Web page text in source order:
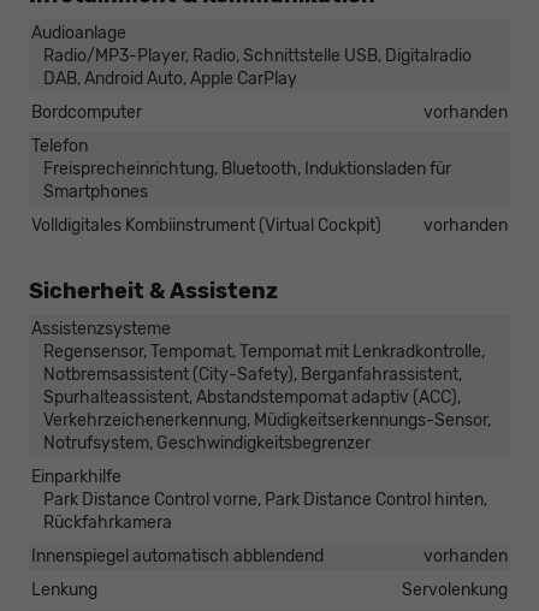
Audioanlage
Radio/MP3-Player, Radio, Schnittstelle USB, Digitalradio
DAB, Android Auto, Apple CarPlay
Bordcomputer
vorhanden
Telefon
Freisprecheinrichtung, Bluetooth, Induktionsladen für
Smartphones
Volldigitales Kombiinstrument (Virtual Cockpit)
vorhanden
Sicherheit & Assistenz
Assistenzsysteme
Regensensor, Tempomat, Tempomat mit Lenkradkontrolle,
Notbremsassistent (City-Safety), Berganfahrassistent,
Spurhalteassistent, Abstandstempomat adaptiv (ACC),
Verkehrzeichenerkennung, Müdigkeitserkennungs-Sensor,
Notrufsystem, Geschwindigkeitsbegrenzer
Einparkhilfe
Park Distance Control vorne, Park Distance Control hinten,
Rückfahrkamera
Innenspiegel automatisch abblendend
vorhanden
Lenkung
Servolenkung